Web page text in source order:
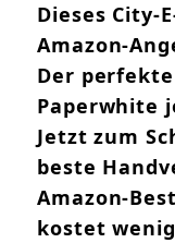
Dieses City-
Amazon-
Der
Paperwhite
Jetzt zum
beste
Amazon-
kostet